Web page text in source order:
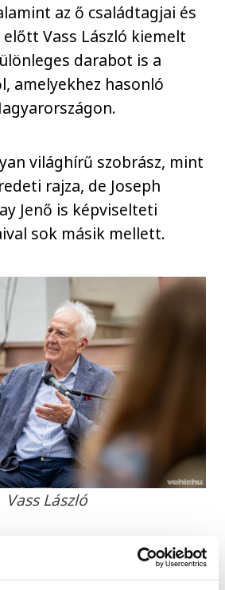
az ő családtagjai és
Vass László kiemelt
darabot is a
amelyekhez hasonló
világhírű szobrász, mint
rajza, de Joseph
Jenő is képviselteti
sok másik mellett.
Vass László
érdemes a tárlat
elmélázni azon,